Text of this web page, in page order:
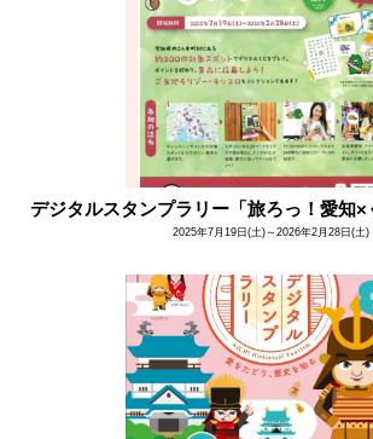
デジタルスタンプラリー「旅ろっ！愛知×
2025年7月19日(土)～2026年2月28日(土)